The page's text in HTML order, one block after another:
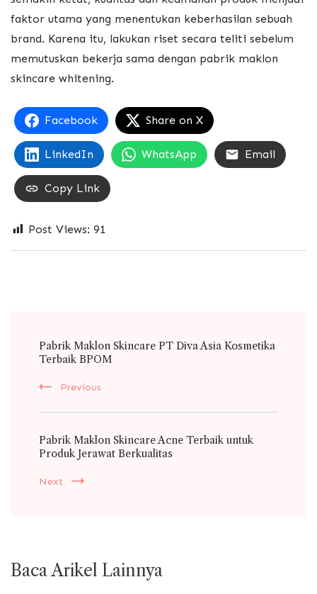
faktor utama yang menentukan keberhasilan sebuah
brand. Karena itu, lakukan riset secara teliti sebelum
memutuskan bekerja sama dengan pabrik maklon
skincare whitening.
Facebook Share on X
LinkedIn WhatsApp Email
Copy Link
Post Views: 91
Navigation
Pabrik Maklon Skincare PT Diva Asia Kosmetika
Terbaik BPOM
Previous
Pabrik Maklon Skincare Acne Terbaik untuk
Produk Jerawat Berkualitas
Next
Baca Arikel Lainnya